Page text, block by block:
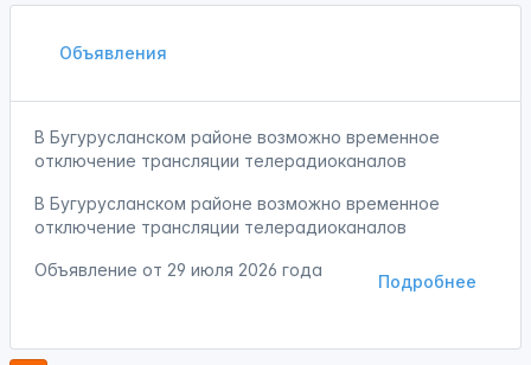
Объявления
В Бугурусланском районе возможно временное
отключение трансляции телерадиоканалов
В Бугурусланском районе возможно временное
отключение трансляции телерадиоканалов
Подробнее
Объявление от 29 июля 2026 года